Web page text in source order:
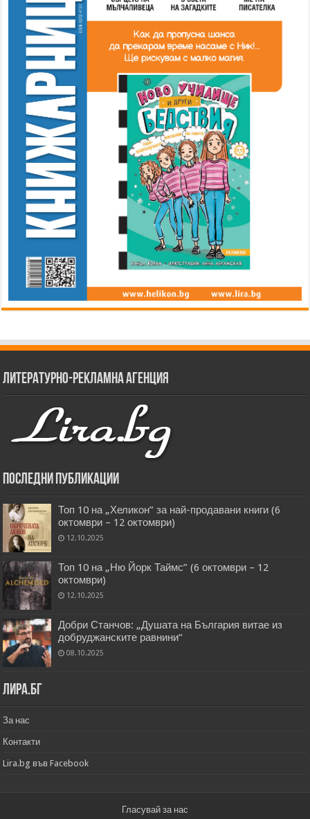
Литературно-рекламна агенция
Последни публикации
Топ 10 на „Хеликон” за най-продавани книги (6
октомври – 12 октомври)
12.10.2025
Топ 10 на „Ню Йорк Таймс” (6 октомври – 12
октомври)
12.10.2025
Добри Станчов: „Душата на България витае из
добруджанските равнини“
08.10.2025
Лира.бг
За нас
Контакти
Lira.bg във Facebook
Гласувай за нас